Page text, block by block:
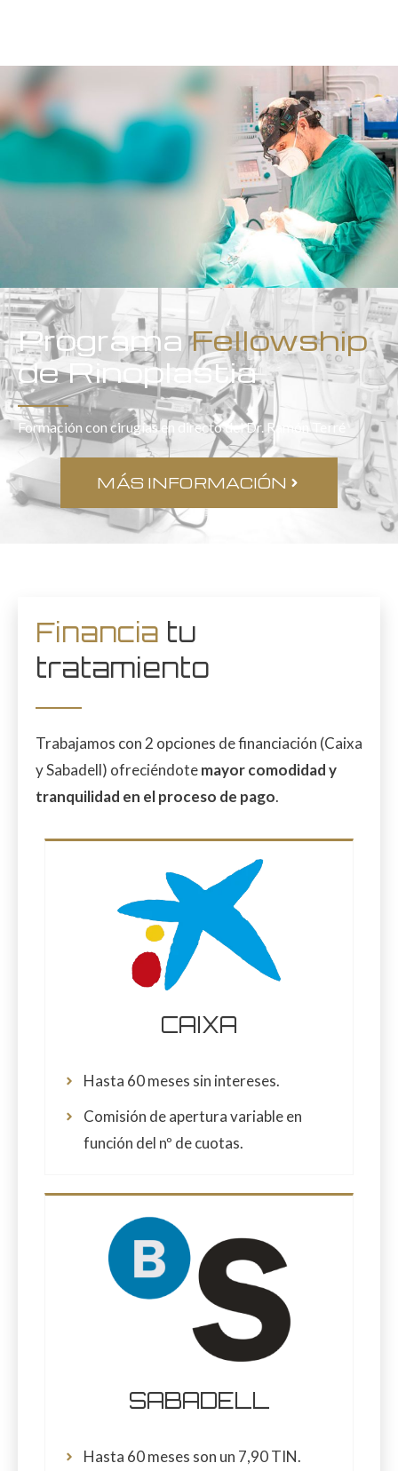
ProgramaFellowship
de Rinoplastia
Formación con cirugías en directo del Dr. Ramón Terré
MÁS INFORMACIÓN
Financia tu
tratamiento
Trabajamos con 2 opciones de financiación (Caixa
y Sabadell) ofreciéndotemayor comodidad y
tranquilidad en el proceso de pago.
CAIXA
Hasta 60 meses sin intereses.
Comisión de apertura variable en
función del nº de cuotas.
SABADELL
Hasta 60 meses son un 7,90 TIN.